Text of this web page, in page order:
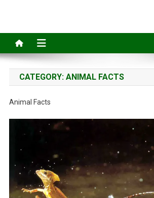
CATEGORY: ANIMAL FACTS
Animal Facts